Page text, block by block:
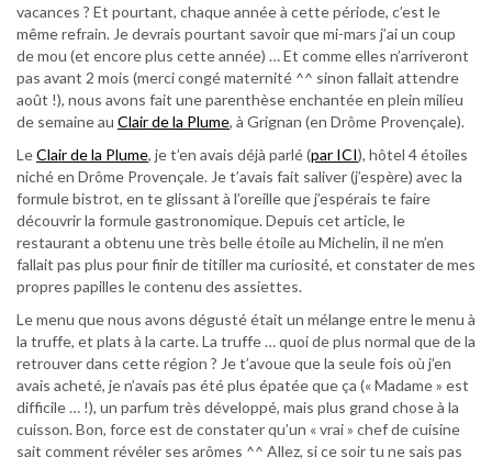
vacances ? Et pourtant, chaque année à cette période, c’est le
même refrain. Je devrais pourtant savoir que mi-mars j’ai un coup
de mou (et encore plus cette année) … Et comme elles n’arriveront
pas avant 2 mois (merci congé maternité ^^ sinon fallait attendre
août !), nous avons fait une parenthèse enchantée en plein milieu
de semaine au Clair de la Plume, à Grignan (en Drôme Provençale).
LeClair de la Plume, je t’en avais déjà parlé (par ICI), hôtel 4 étoiles
niché en Drôme Provençale. Je t’avais fait saliver (j’espère) avec la
formule bistrot, en te glissant à l’oreille que j’espérais te faire
découvrir la formule gastronomique. Depuis cet article, le
restaurant a obtenu une très belle étoile au Michelin, il ne m’en
fallait pas plus pour finir de titiller ma curiosité, et constater de mes
propres papilles le contenu des assiettes.
Le menu que nous avons dégusté était un mélange entre le menu à
la truffe, et plats à la carte. La truffe … quoi de plus normal que de la
retrouver dans cette région ? Je t’avoue que la seule fois où j’en
avais acheté, je n’avais pas été plus épatée que ça (« Madame » est
difficile … !), un parfum très développé, mais plus grand chose à la
cuisson. Bon, force est de constater qu’un « vrai » chef de cuisine
sait comment révéler ses arômes ^^ Allez, si ce soir tu ne sais pas